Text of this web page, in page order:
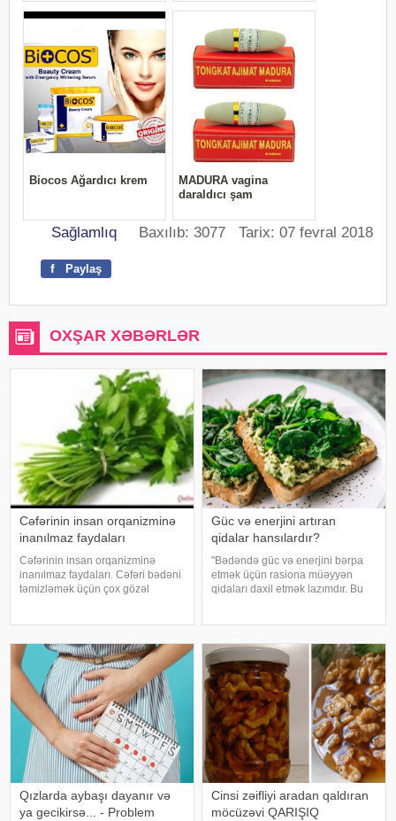
Sağlamlıq Baxılıb: 3077 Tarix: 07 fevral 2018
f Paylaş
OXŞAR XƏBƏRLƏR
Cəfərinin insan orqanizminə
inanılmaz faydaları
Cəfərinin insan orqanizminə
inanılmaz faydaları. Cəfəri bədəni
təmizləmək üçün çox gözəl
üzərinə, yarım limon sıxırıq
yaxşıca qarışdırırıq
Güc və enerjini artıran
qidalar hansılardır?
"Bədəndə güc və enerjini bərpa
etmək üçün rasiona müəyyən
qidaları daxil etmək lazımdır. Bu
İspanaq immunitet sistemin
Qızlarda aybaşı dayanır və
ya gecikirsə... - Problem
Cinsi zəifliyi aradan qaldıran
möcüzəvi QARIŞIQ